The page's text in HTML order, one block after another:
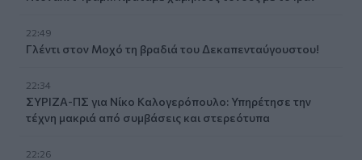
22:49
Γλέντι στον Μοχό τη βραδιά του Δεκαπενταύγουστου!
22:34
ΣΥΡΙΖΑ-ΠΣ για Νίκο Καλογερόπουλο: Υπηρέτησε την
τέχνη μακριά από συμβάσεις και στερεότυπα
22:26